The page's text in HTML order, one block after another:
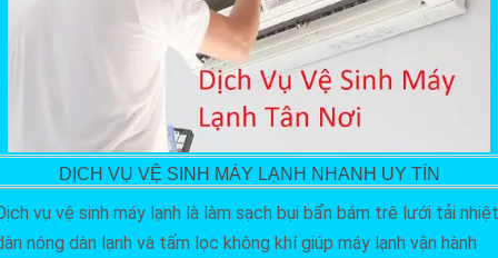
DỊCH VỤ VỆ SINH MÁY LẠNH NHANH UY TÍN
vụ vệ sinh máy lạnh là làm sạch bụi bẩn bám trê lưới tải nhiệt
nóng dàn lạnh và tấm lọc không khí giúp máy lạnh vận hành